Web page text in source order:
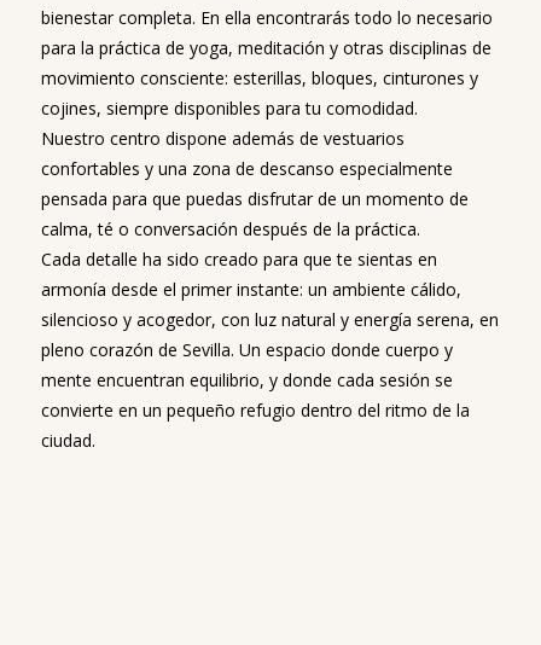
bienestar completa. En ella encontrarás todo lo necesario
para la práctica de yoga, meditación y otras disciplinas de
movimiento consciente: esterillas, bloques, cinturones y
cojines, siempre disponibles para tu comodidad.
Nuestro centro dispone además de vestuarios
confortables y una zona de descanso especialmente
pensada para que puedas disfrutar de un momento de
calma, té o conversación después de la práctica.
Cada detalle ha sido creado para que te sientas en
armonía desde el primer instante: un ambiente cálido,
silencioso y acogedor, con luz natural y energía serena, en
pleno corazón de Sevilla. Un espacio donde cuerpo y
mente encuentran equilibrio, y donde cada sesión se
convierte en un pequeño refugio dentro del ritmo de la
ciudad.